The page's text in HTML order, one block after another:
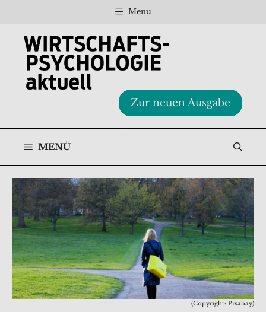
springen
Menu
Zur neuen Ausgabe
MENÜ
(Copyright: Pixabay)